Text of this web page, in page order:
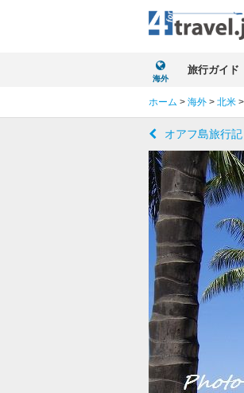
海外
旅行ガイド
ホーム > 海外 > 北米 >
オアフ島旅行